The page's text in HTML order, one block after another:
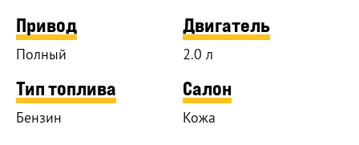
Привод
Полный
Двигатель
2.0 л
Тип топлива
Бензин
Салон
Кожа